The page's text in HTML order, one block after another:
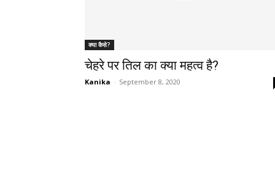
क्या कैसे?
चेहरे पर तिल का क्या महत्व है?
Kanika - September 8, 2020